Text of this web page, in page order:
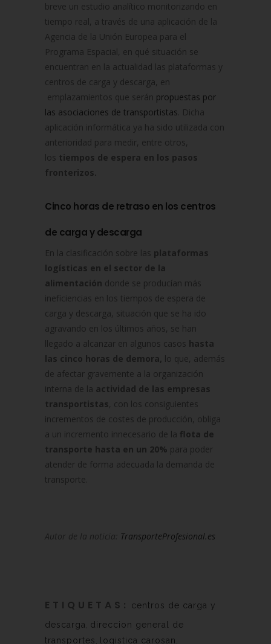
breve un estudio analítico monitorizando en
tiempo real, a través de una aplicación de la
Agencia de la Unión Europea para el
Programa Espacial, en qué situación se
encuentran en la actualidad las plataformas y
centros de carga y descarga, en
emplazamientos que serán propuestas por
las asociaciones de transportistas . Dicha
aplicación informática ya ha sido utilizada con
anterioridad para medir, entre otros,
los tiempos de espera en los pasos
fronterizos.
Cinco horas de retraso en los centros
de carga y descarga
En la clasificación sobre las plataformas
logísticas en el sector de la
alimentación donde se producían más
ineficiencias en los tiempos de espera de
carga y descarga, situación que se ha ido
agravando en los últimos años, se han
llegado a alcanzar en algunos casos hasta
las cinco horas de demora, lo que, además
de afectar gravemente a la organización
interna de la actividad de las empresas
transportistas, con los consiguientes
incrementos de costes de producción, obliga
a un incremento innecesario de la flota de
transporte hasta en un 20% para poder
atender de forma adecuada la demanda de
transporte.
Autor de la noticia: TransporteProfesional.es
ETIQUETAS:
centros de carga y
descarga
direccion general de
transportes
logistica carosan